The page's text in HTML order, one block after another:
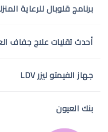
برنامج قلوبال للرعاية
أحدث تقنيات علاج جفاف
جهاز الفيمتو ليزر LDV
بنك العيون